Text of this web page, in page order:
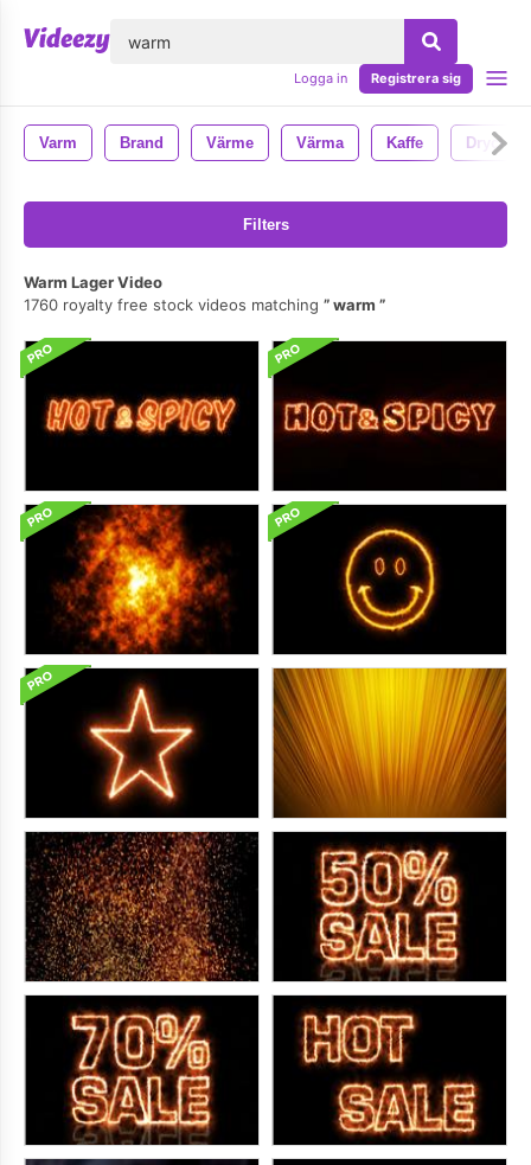
Logga in Registrera sig
Varm Brand Värme Värma Kaffe Dryck
Filters
Warm Lager Video
1760 royalty free stock videos matching
warm